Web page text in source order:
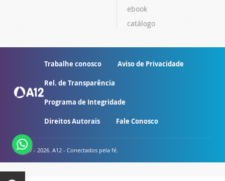
ebook
catálogo
Trabalhe conosco Aviso de Privacidade
Rel. de Transparência
Programa de Integridade
Direitos Autorais Fale Conosco
© 2007 - 2026. A12 - Conectados pela fé.